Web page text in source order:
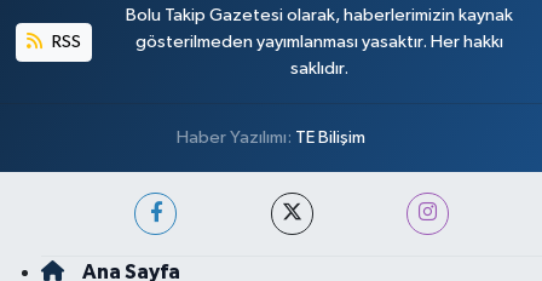
RSS
Bolu Takip Gazetesi olarak, haberlerimizin kaynak
gösterilmeden yayımlanması yasaktır. Her hakkı
saklıdır.
Haber Yazılımı: TE Bilişim
Ana Sayfa